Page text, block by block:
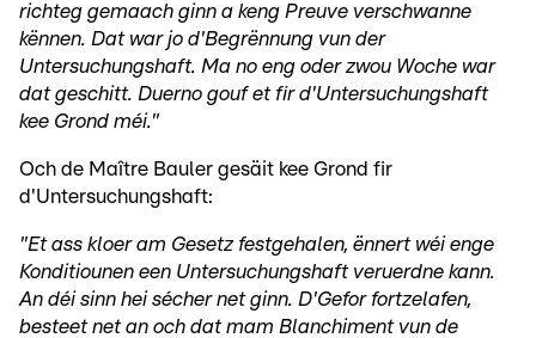
richteg gemaach ginn a keng Preuve verschwanne
kënnen. Dat war jo d'Begrënnung vun der
Untersuchungshaft. Ma no eng oder zwou Woche war
dat geschitt. Duerno gouf et fir d'Untersuchungshaft
kee Grond méi."
Och de Maître Bauler gesäit kee Grond fir
d'Untersuchungshaft:
"Et ass kloer am Gesetz festgehalen, ënnert wéi enge
Konditiounen een Untersuchungshaft veruerdne kann.
An déi sinn hei sécher net ginn. D'Gefor fortzelafen,
besteet net an och dat mam Blanchiment vun de